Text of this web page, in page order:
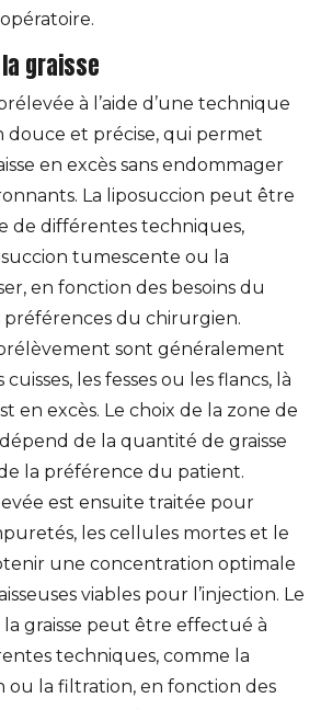
graisse
à l’aide d’une technique
douce et précise, qui permet
en excès sans endommager
La liposuccion peut être
de différentes techniques,
tumescente ou la
en fonction des besoins du
du chirurgien.
sont généralement
cuisses, les fesses ou les flancs, là
en excès. Le choix de la zone de
de la quantité de graisse
la préférence du patient.
est ensuite traitée pour
les cellules mortes et le
une concentration optimale
viables pour l’injection. Le
graisse peut être effectué à
techniques, comme la
la filtration, en fonction des